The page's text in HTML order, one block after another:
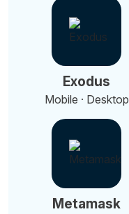
Exodus
Mobile · Desktop
Metamask